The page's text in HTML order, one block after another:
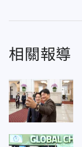
相關報導